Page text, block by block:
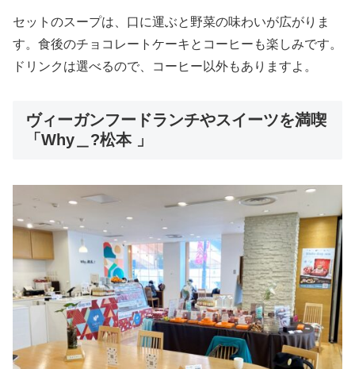
セットのスープは、口に運ぶと野菜の味わいが広がりま
す。食後のチョコレートケーキとコーヒーも楽しみです。
ドリンクは選べるので、コーヒー以外もありますよ。
ヴィーガンフードランチやスイーツを満喫
「Why＿?松本 」